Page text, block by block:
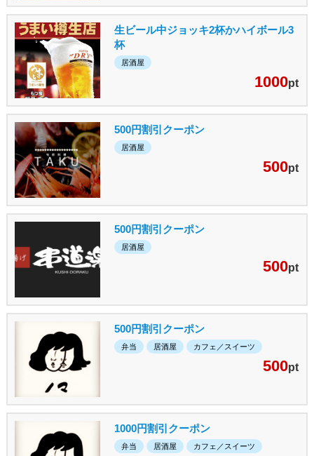
生ビール中ジョッキ2杯かハイボール3
杯
居酒屋
1000pt
500円割引クーポン
居酒屋
500pt
500円割引クーポン
居酒屋
500pt
500円割引クーポン
弁当 居酒屋 カフェ／スイーツ
500pt
1000円割引クーポン
弁当 居酒屋 カフェ／スイーツ